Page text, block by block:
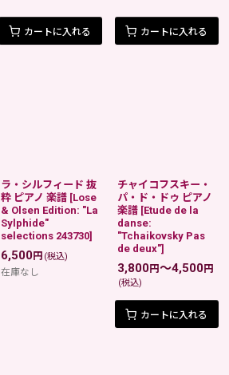
カートに入れる カートに入れる
ラ・シルフィード 抜
粋 ピアノ 楽譜 [Lose
& Olsen Edition: "La
Sylphide"
selections 243730]
6,500円 (税込)
在庫なし
チャイコフスキー・
パ・ド・ドゥ ピアノ
楽譜 [Etude de la
danse:
"Tchaikovsky Pas
de deux"]
3,800円～4,500円
(税込)
カートに入れる